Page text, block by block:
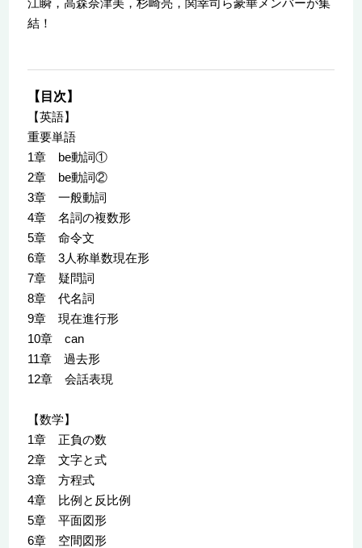
結！
【目次】
【英語】
重要単語
1章 be動詞①
2章 be動詞②
3章 一般動詞
4章 名詞の複数形
5章 命令文
6章 3人称単数現在形
7章 疑問詞
8章 代名詞
9章 現在進行形
10章 can
11章 過去形
12章 会話表現
【数学】
1章 正負の数
2章 文字と式
3章 方程式
4章 比例と反比例
5章 平面図形
6章 空間図形